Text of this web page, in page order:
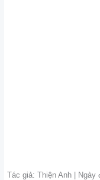
Tác giả: Thiện Anh | Ngày